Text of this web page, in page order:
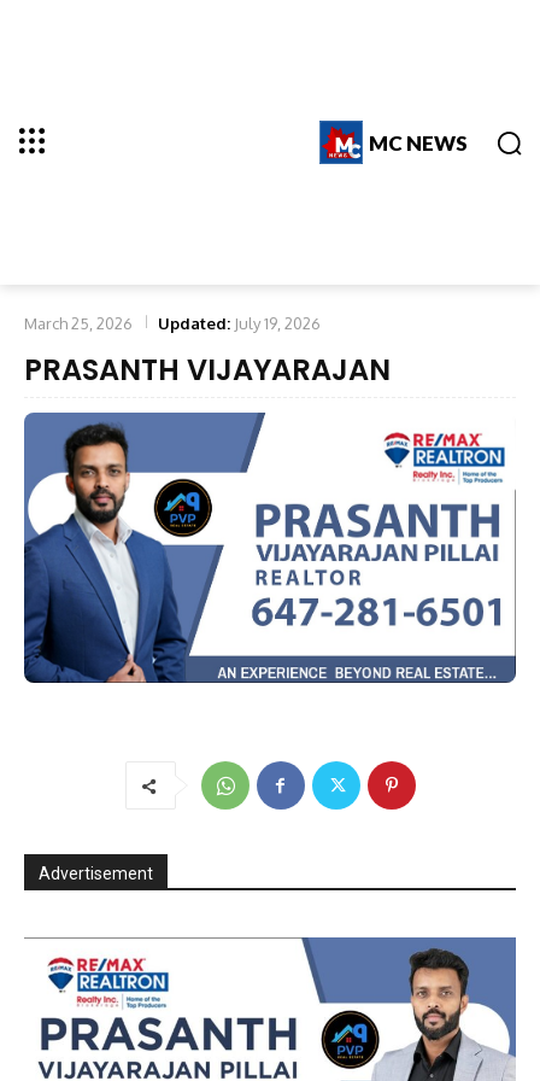
MC NEWS
March 25, 2026 Updated: July 19, 2026
PRASANTH VIJAYARAJAN
Advertisement